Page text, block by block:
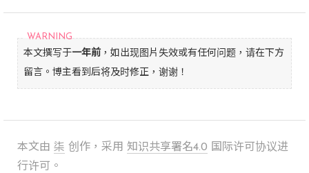
本文撰写于一年前 ，如出现图片失效或有任何问题，请在下方
留言。博主看到后将及时修正，谢谢！
本文由 柒 创作，采用 知识共享署名4.0 国际许可协议进
行许可。